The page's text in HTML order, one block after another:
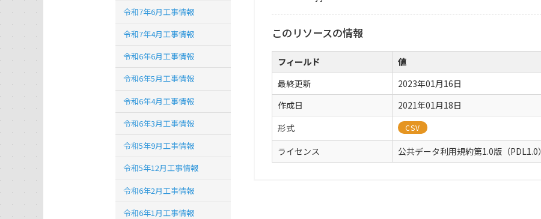
このリソースの情報
フィールド
値
最終更新
2023年01月16日
作成日
2021年01月18日
形式
CSV
ライセンス 公共データ利用規約第1.0版（PDL1.0）
令和7年6月工事情報
令和7年4月工事情報
令和6年6月工事情報
令和6年5月工事情報
令和6年4月工事情報
令和6年3月工事情報
令和5年9月工事情報
令和5年12月工事情報
令和6年2月工事情報
令和6年1月工事情報